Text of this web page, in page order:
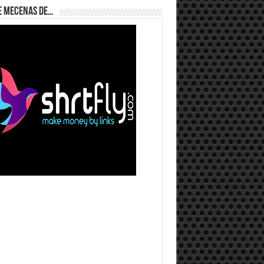
Mecenas de…